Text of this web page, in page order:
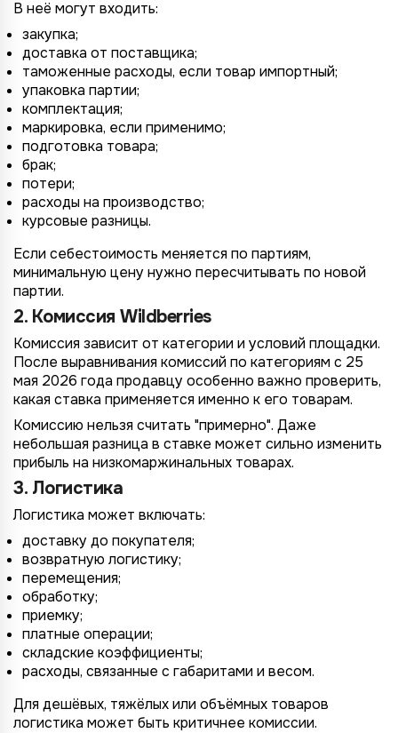
В неё могут входить:
закупка;
доставка от поставщика;
таможенные расходы, если товар импортный;
упаковка партии;
комплектация;
маркировка, если применимо;
подготовка товара;
брак;
потери;
расходы на производство;
курсовые разницы.
Если себестоимость меняется по партиям,
минимальную цену нужно пересчитывать по новой
партии.
2. Комиссия Wildberries
Комиссия зависит от категории и условий площадки.
После выравнивания комиссий по категориям с 25
мая 2026 года продавцу особенно важно проверить,
какая ставка применяется именно к его товарам.
Комиссию нельзя считать "примерно". Даже
небольшая разница в ставке может сильно изменить
прибыль на низкомаржинальных товарах.
3. Логистика
Логистика может включать:
доставку до покупателя;
возвратную логистику;
перемещения;
обработку;
приемку;
платные операции;
складские коэффициенты;
расходы, связанные с габаритами и весом.
Для дешёвых, тяжёлых или объёмных товаров
логистика может быть критичнее комиссии.